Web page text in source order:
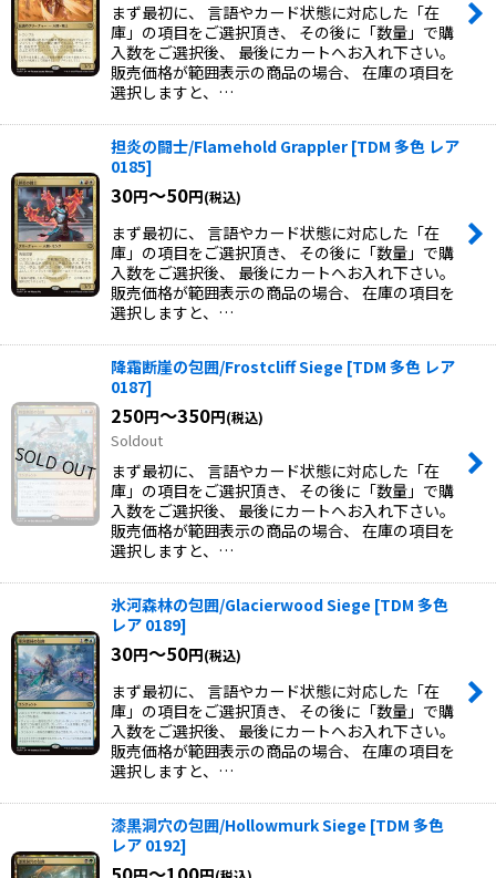
まず最初に、 言語やカード状態に対応した「在
庫」の項目をご選択頂き、 その後に「数量」で購
入数をご選択後、 最後にカートへお入れ下さい。
販売価格が範囲表示の商品の場合、 在庫の項目を
選択しますと、…
担炎の闘士/Flamehold Grappler [TDM 多色 レア
0185]
30円～50円(税込)
まず最初に、 言語やカード状態に対応した「在
庫」の項目をご選択頂き、 その後に「数量」で購
入数をご選択後、 最後にカートへお入れ下さい。
販売価格が範囲表示の商品の場合、 在庫の項目を
選択しますと、…
降霜断崖の包囲/Frostcliff Siege [TDM 多色 レア
0187]
250円～350円(税込)
Soldout
まず最初に、 言語やカード状態に対応した「在
庫」の項目をご選択頂き、 その後に「数量」で購
入数をご選択後、 最後にカートへお入れ下さい。
販売価格が範囲表示の商品の場合、 在庫の項目を
選択しますと、…
氷河森林の包囲/Glacierwood Siege [TDM 多色
レア 0189]
30円～50円(税込)
まず最初に、 言語やカード状態に対応した「在
庫」の項目をご選択頂き、 その後に「数量」で購
入数をご選択後、 最後にカートへお入れ下さい。
販売価格が範囲表示の商品の場合、 在庫の項目を
選択しますと、…
漆黒洞穴の包囲/Hollowmurk Siege [TDM 多色
レア 0192]